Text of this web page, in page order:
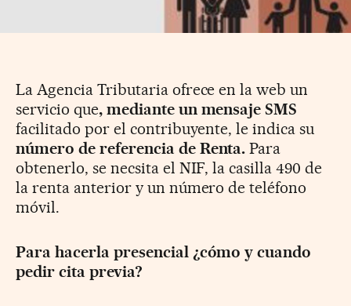
La Agencia Tributaria ofrece en la web un
servicio que, mediante un mensaje SMS
facilitado por el contribuyente, le indica su
número de referencia de Renta.Para
obtenerlo, se necsita el NIF, la casilla 490 de
la renta anterior y un número de teléfono
móvil.
Para hacerla presencial ¿cómo y cuando
pedir cita previa?